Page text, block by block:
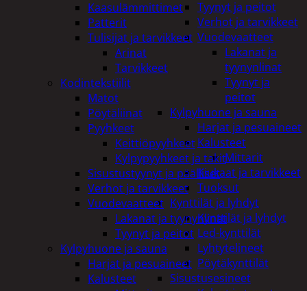
Tyynyt ja peitot
Verhot ja tarvikkeet
Vuodevaatteet
Lakanat ja
tyynynlinat
Tyynyt ja
peitot
Kylpyhuone ja sauna
Harjat ja pesuaineet
Kalusteet
Mittarit
Kiukaat ja tarvikkeet
Tuoksut
Kynttilät ja lyhdyt
Kynttilät ja lyhdyt
Led-kynttilät
Lyhtytelineet
Pöytäkynttilät
Sisustusesineet
Kaasulämmittimet
Patterit
Tulisijat ja tarvikkeet
Arinat
Tarvikkeet
Kodintekstiilit
Matot
Pöytäliinat
Pyyhkeet
Keittiöpyyhkeet
Kylpypyyhkeet ja takit
Sisustustyynyt ja päälliset
Verhot ja tarvikkeet
Vuodevaatteet
Lakanat ja tyynynlinat
Tyynyt ja peitot
Kylpyhuone ja sauna
Harjat ja pesuaineet
Kalusteet